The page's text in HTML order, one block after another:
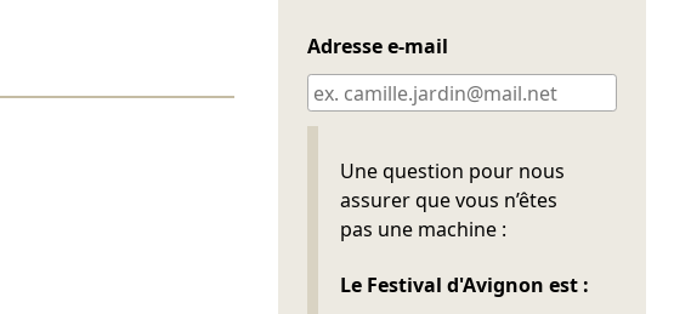
Adresse e-mail
Une question pour nous
assurer que vous n’êtes
pas une machine :
Le Festival d'Avignon est :
Ne pas remplir